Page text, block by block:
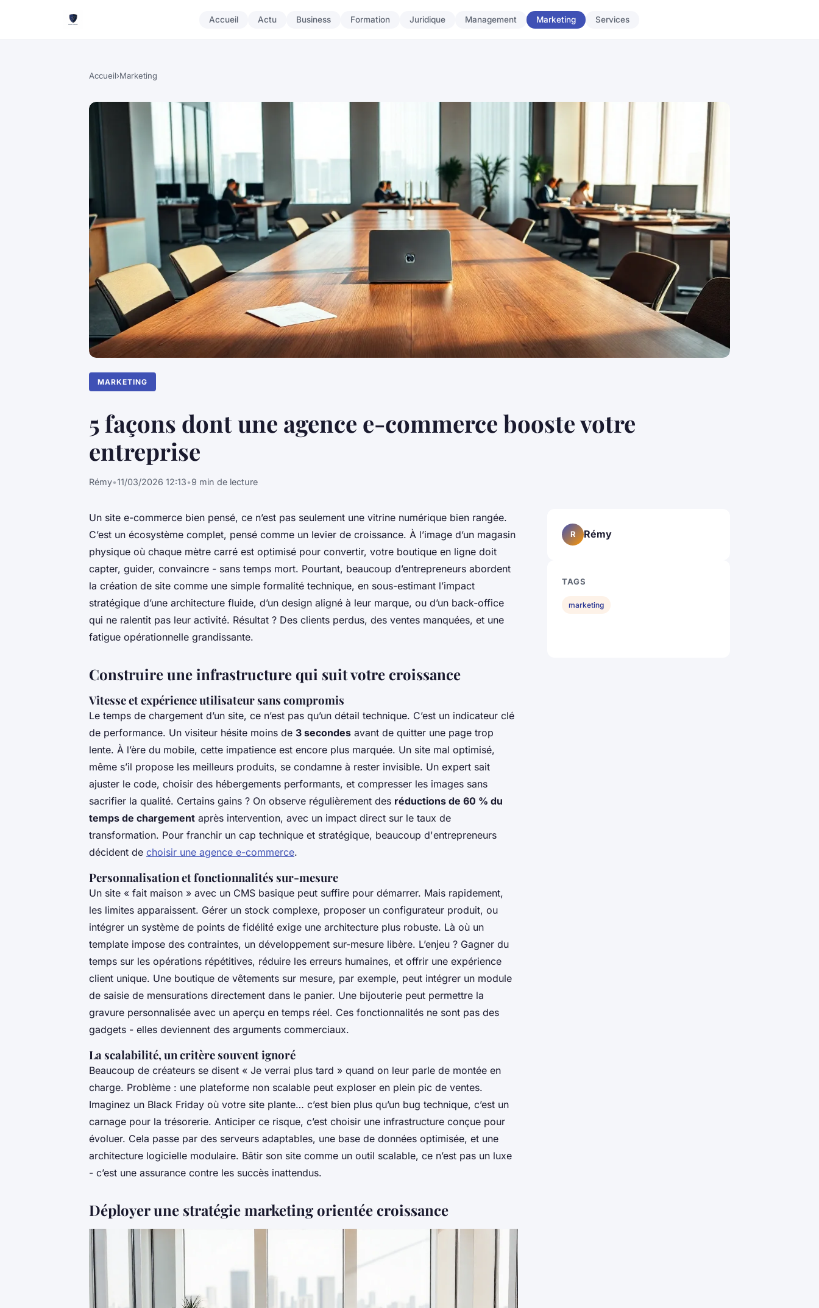
Accueil Actu Business Formation Juridique Management Marketing Services
Accueil›Marketing
MARKETING
5 façons dont une agence e-commerce booste votre
entreprise
Rémy•11/03/2026 12:13•9 min de lecture
Un site e-commerce bien pensé, ce n’est pas seulement une vitrine numérique bien rangée.
C’est un écosystème complet, pensé comme un levier de croissance. À l’image d’un magasin
physique où chaque mètre carré est optimisé pour convertir, votre boutique en ligne doit
capter, guider, convaincre - sans temps mort. Pourtant, beaucoup d’entrepreneurs abordent
la création de site comme une simple formalité technique, en sous-estimant l’impact
stratégique d’une architecture fluide, d’un design aligné à leur marque, ou d’un back-office
qui ne ralentit pas leur activité. Résultat ? Des clients perdus, des ventes manquées, et une
fatigue opérationnelle grandissante.
Construire une infrastructure qui suit votre croissance
Vitesse et expérience utilisateur sans compromis
Le temps de chargement d’un site, ce n’est pas qu’un détail technique. C’est un indicateur clé
de performance. Un visiteur hésite moins de 3 secondes avant de quitter une page trop
lente. À l’ère du mobile, cette impatience est encore plus marquée. Un site mal optimisé,
même s’il propose les meilleurs produits, se condamne à rester invisible. Un expert sait
ajuster le code, choisir des hébergements performants, et compresser les images sans
sacrifier la qualité. Certains gains ? On observe régulièrement des réductions de 60 % du
temps de chargement après intervention, avec un impact direct sur le taux de
transformation. Pour franchir un cap technique et stratégique, beaucoup d'entrepreneurs
décident de choisir une agence e-commerce.
Personnalisation et fonctionnalités sur-mesure
Un site « fait maison » avec un CMS basique peut suffire pour démarrer. Mais rapidement,
les limites apparaissent. Gérer un stock complexe, proposer un configurateur produit, ou
intégrer un système de points de fidélité exige une architecture plus robuste. Là où un
template impose des contraintes, un développement sur-mesure libère. L’enjeu ? Gagner du
temps sur les opérations répétitives, réduire les erreurs humaines, et offrir une expérience
client unique. Une boutique de vêtements sur mesure, par exemple, peut intégrer un module
de saisie de mensurations directement dans le panier. Une bijouterie peut permettre la
gravure personnalisée avec un aperçu en temps réel. Ces fonctionnalités ne sont pas des
gadgets - elles deviennent des arguments commerciaux.
La scalabilité, un critère souvent ignoré
Beaucoup de créateurs se disent « Je verrai plus tard » quand on leur parle de montée en
charge. Problème : une plateforme non scalable peut exploser en plein pic de ventes.
Imaginez un Black Friday où votre site plante… c’est bien plus qu’un bug technique, c’est un
carnage pour la trésorerie. Anticiper ce risque, c’est choisir une infrastructure conçue pour
évoluer. Cela passe par des serveurs adaptables, une base de données optimisée, et une
architecture logicielle modulaire. Bâtir son site comme un outil scalable, ce n’est pas un luxe
- c’est une assurance contre les succès inattendus.
Déployer une stratégie marketing orientée croissance
R Rémy
TAGS
marketing